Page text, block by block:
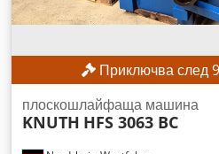
Приключва след9
плоскошлайфаща машина
KNUTH HFS 3063 BC